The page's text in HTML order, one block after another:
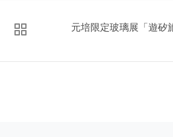
元培限定玻璃展「遊矽